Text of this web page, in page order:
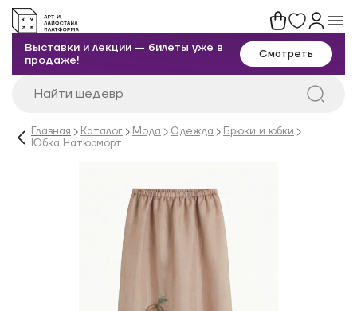
Выставки и лекции — билеты уже в
продаже!
Смотреть
Главная Каталог Мода Одежда
Брюки и юбки
Юбка Натюрморт